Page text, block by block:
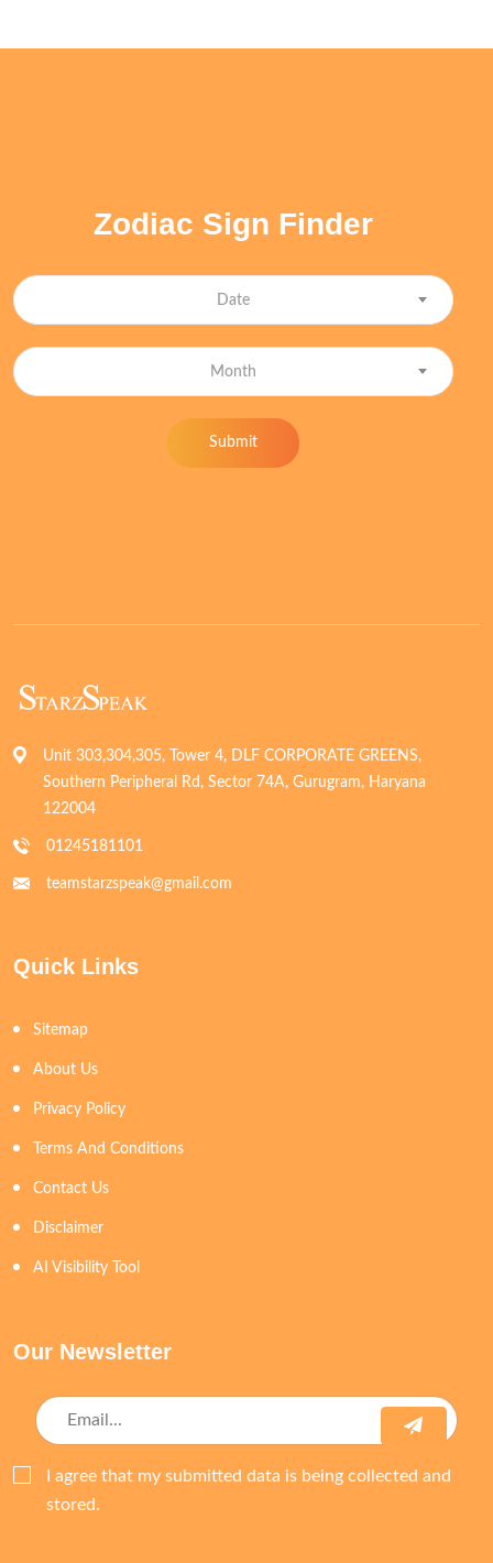
Zodiac Sign Finder
Date
Month
Submit
Unit 303,304,305, Tower 4, DLF CORPORATE GREENS,
Southern Peripheral Rd, Sector 74A, Gurugram, Haryana
122004
01245181101
teamstarzspeak@gmail.com
Quick Links
Sitemap
About Us
Privacy Policy
Terms And Conditions
Contact Us
Disclaimer
AI Visibility Tool
Our Newsletter
I agree that my submitted data is being collected and
stored.